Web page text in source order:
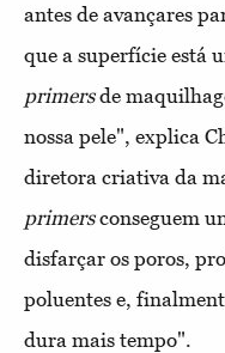
antes de avançares
que a superfície está
primersde
nossa pele", explica
diretora criativa da
primersconseguem
disfarçar os poros,
poluentes e,
dura mais tempo".